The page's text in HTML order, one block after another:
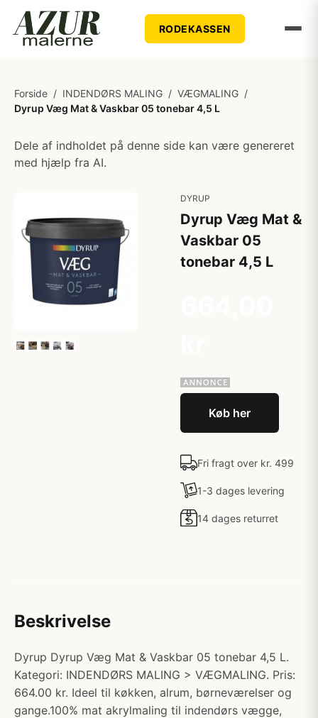
RODEKASSEN
Forside / INDENDØRS MALING / VÆGMALING /
Dyrup Væg Mat & Vaskbar 05 tonebar 4,5 L
Dele af indholdet på denne side kan være genereret
med hjælp fra AI.
DYRUP
Dyrup Væg Mat &
Vaskbar 05
tonebar 4,5 L
Køb her
Fri fragt over kr. 499
1-3 dages levering
14 dages returret
Beskrivelse
Dyrup Dyrup Væg Mat & Vaskbar 05 tonebar 4,5 L.
Kategori: INDENDØRS MALING > VÆGMALING. Pris:
664.00 kr. Ideel til køkken, alrum, børneværelser og
gange.100% mat akrylmaling til indendørs vægge,